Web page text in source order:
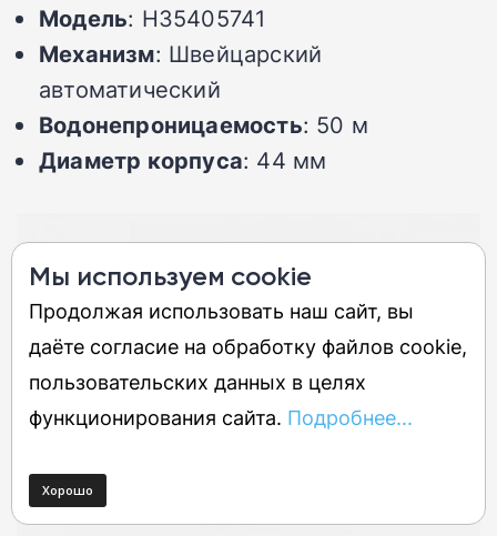
Модель: H35405741
Механизм: Швейцарский
автоматический
Водонепроницаемость: 50 м
Диаметр корпуса: 44 мм
Мы используем cookie
Продолжая использовать наш сайт, вы
даёте согласие на обработку файлов cookie,
пользовательских данных в целях
функционирования сайта. Подробнее...